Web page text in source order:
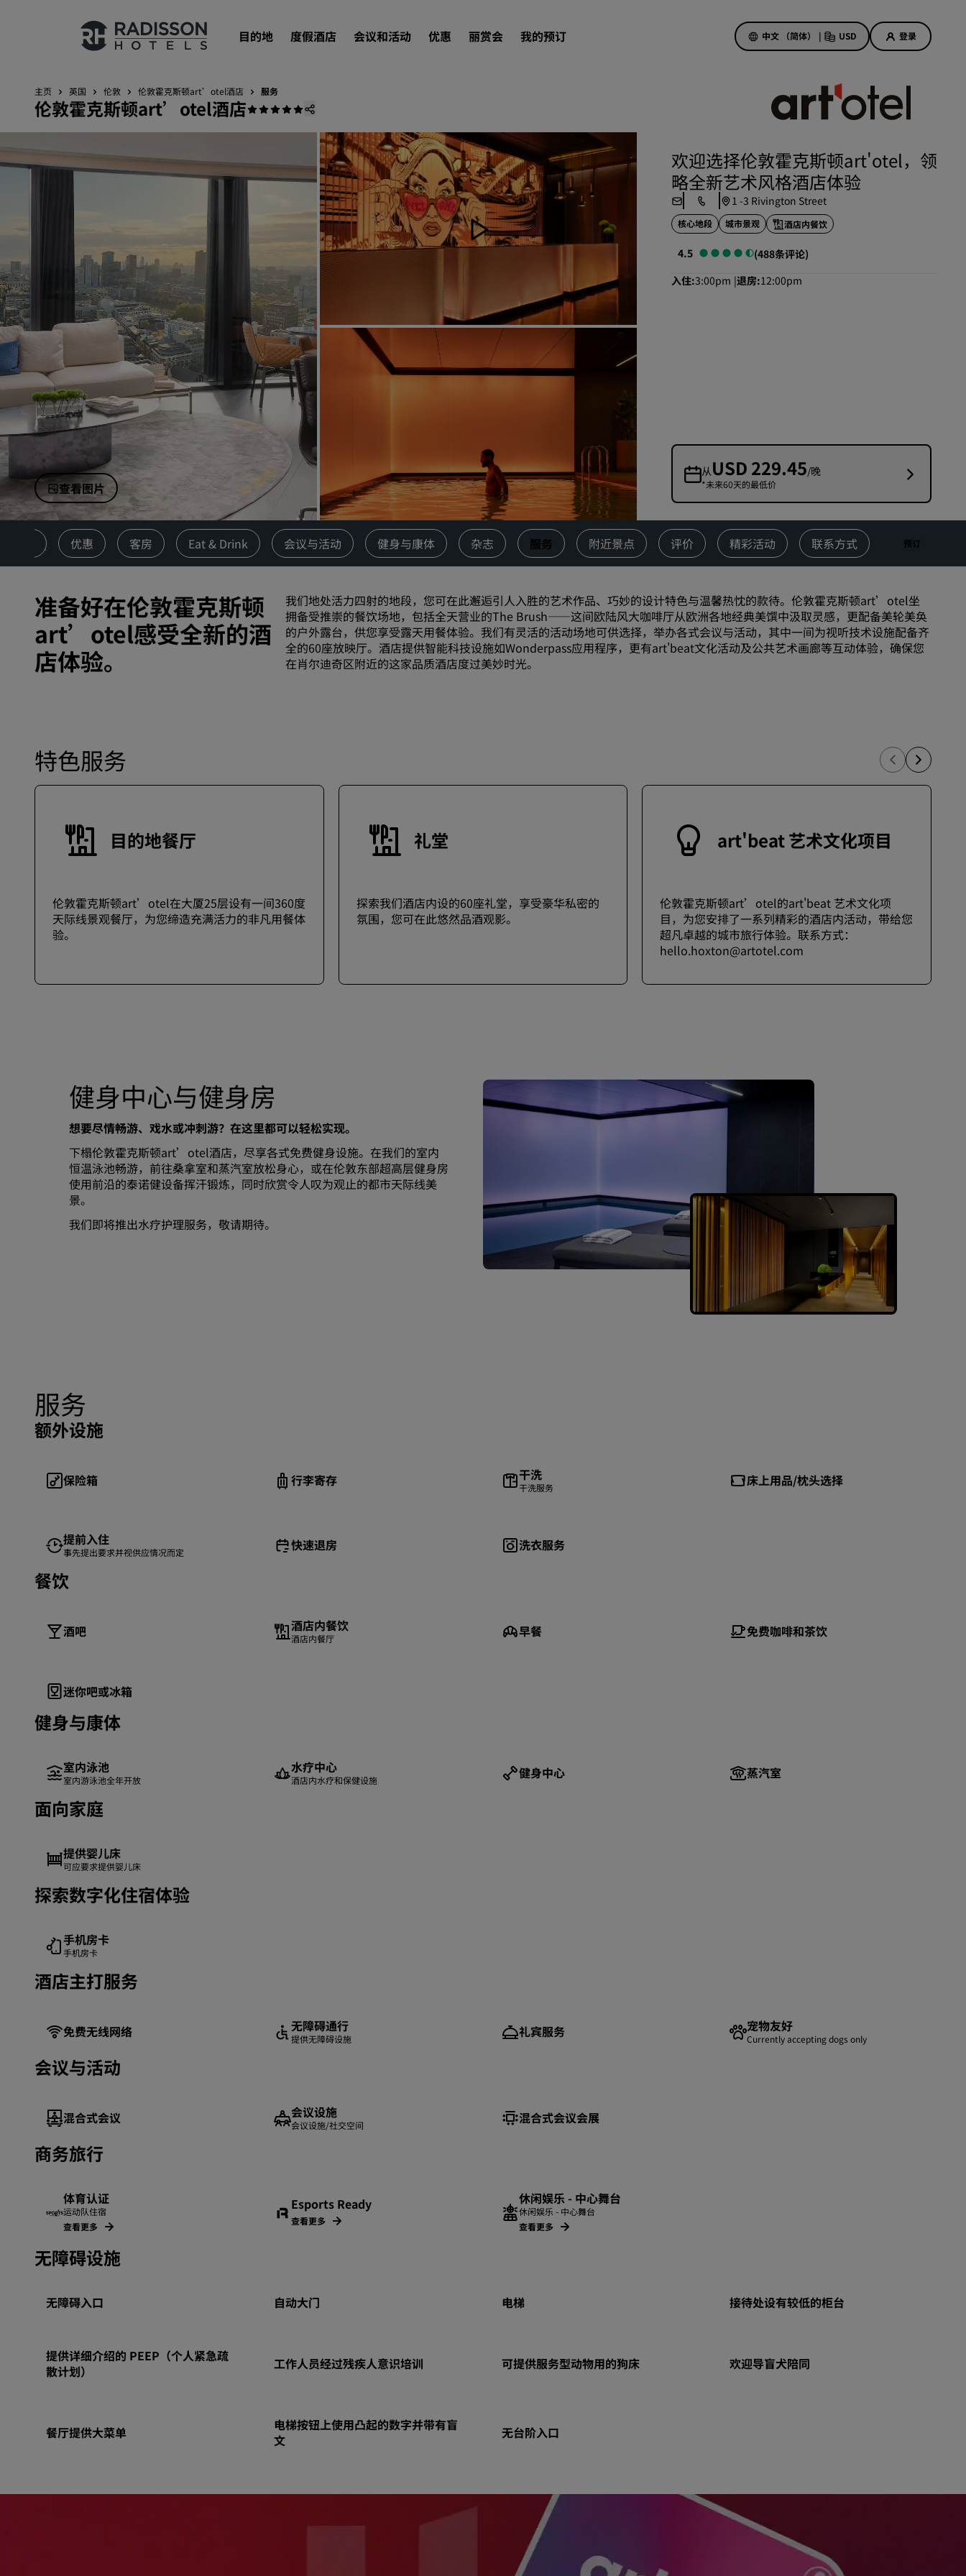
目的地 度假酒店 会议和活动 优惠 丽赏会 我的预订 中文 （简体） | USD 登录
我们的品牌
丽笙酒店集团品牌
中国附属品牌
目的地
度假酒店
服务式公寓
机场酒店
新开业和即将开业的酒店
探索丽笙会议
预订会议空间
请求报价
活动目的地
餐饮
搜索餐厅
数字服务
丽笙酒店集团应用程序
酒店优惠
美好的初遇，丰厚的奖励
当日特惠
提前预订
查看套餐
访问我们的博客
丽赏会
了解丽赏会
礼遇
如何使用积分
预订人员和策划人员
加入
主页 英国 伦敦 ‌伦敦霍克斯顿art’otel酒店 服务
‌伦敦霍克斯顿art’otel酒店
查看图片
欢迎选择伦敦霍克斯顿art'otel，领
略全新艺术风格酒店体验
1 -3 Rivington Street
核心地段 城市景观 酒店内餐饮
4.5
(488条评论)
入住 3:00pm 退房 12:00pm
从USD 229.45/晚
*未来60天的最低价
优惠 客房 Eat & Drink 会议与活动 健身与康体 杂志 服务 附近景点 评价 精彩活动 联系方式 预订
准备好在伦敦霍克斯顿
art’otel感受全新的酒
店体验。
我们地处活力四射的地段，您可在此邂逅引人入胜的艺术作品、巧妙的设计特色与温馨热忱的款待。伦敦霍克斯顿art’otel坐
拥备受推崇的餐饮场地，包括全天营业的The Brush——这间欧陆风大咖啡厅从欧洲各地经典美馔中汲取灵感，更配备美轮美奂
的户外露台，供您享受露天用餐体验。我们有灵活的活动场地可供选择，举办各式会议与活动，其中一间为视听技术设施配备齐
全的60座放映厅。酒店提供智能科技设施如Wonderpass应用程序，更有art'beat文化活动及公共艺术画廊等互动体验，确保您
在肖尔迪奇区附近的这家品质酒店度过美妙时光。
特色服务
目的地餐厅
伦敦霍克斯顿art’otel在大厦25层设有一间360度
天际线景观餐厅，为您缔造充满活力的非凡用餐体
验。
礼堂
探索我们酒店内设的60座礼堂，享受豪华私密的
氛围，您可在此悠然品酒观影。
art'beat 艺术文化项目
伦敦霍克斯顿art’otel的art'beat 艺术文化项
目，为您安排了一系列精彩的酒店内活动，带给您
超凡卓越的城市旅行体验。联系方式：
hello.hoxton@artotel.com
健身中心与健身房
想要尽情畅游、戏水或冲刺游？在这里都可以轻松实现。
下榻伦敦霍克斯顿art’otel酒店，尽享各式免费健身设施。在我们的室内
恒温泳池畅游，前往桑拿室和蒸汽室放松身心，或在伦敦东部超高层健身房
使用前沿的泰诺健设备挥汗锻炼，同时欣赏令人叹为观止的都市天际线美
景。
我们即将推出水疗护理服务，敬请期待。
服务
额外设施
保险箱 行李寄存 干洗
干洗服务 床上用品/枕头选择
提前入住
事先提出要求并视供应情况而定 快速退房 洗衣服务
餐饮
酒吧 酒店内餐饮
酒店内餐厅 早餐 免费咖啡和茶饮
迷你吧或冰箱
健身与康体
室内泳池
室内游泳池全年开放
水疗中心
酒店内水疗和保健设施 健身中心 蒸汽室
面向家庭
提供婴儿床
可应要求提供婴儿床
探索数字化住宿体验
手机房卡
手机房卡
酒店主打服务
免费无线网络 无障碍通行
提供无障碍设施 礼宾服务 宠物友好
Currently accepting dogs only
会议与活动
混合式会议 会议设施
会议设施/社交空间 混合式会议会展
商务旅行
体育认证
运动队住宿
查看更多
Esports Ready
查看更多
休闲娱乐 - 中心舞台
休闲娱乐 - 中心舞台
查看更多
无障碍设施
无障碍入口 自动大门 电梯 接待处设有较低的柜台
提供详细介绍的 PEEP（个人紧急疏
散计划）
工作人员经过残疾人意识培训 可提供服务型动物用的狗床 欢迎导盲犬陪同
餐厅提供大菜单
电梯按钮上使用凸起的数字并带有盲
文
无台阶入口